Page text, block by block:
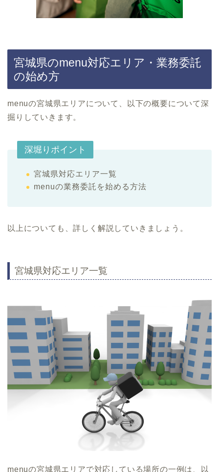
宮城県のmenu対応エリア・業務委託
の始め方
menuの宮城県エリアについて、以下の概要について深
掘りしていきます。
深堀りポイント
宮城県対応エリア一覧
menuの業務委託を始める方法
以上についても、詳しく解説していきましょう。
宮城県対応エリア一覧
menuの宮城県エリアで対応している場所の一例は、以